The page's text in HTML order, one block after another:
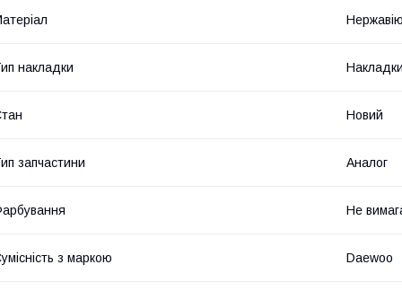
накладки
Новий
запчастини Аналог
Не
з маркою Daewoo